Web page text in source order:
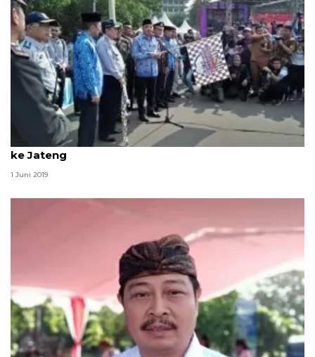
748 pemudik gratis asal Sukabumi diberangkatkan
ke Jateng
1 Juni 2019